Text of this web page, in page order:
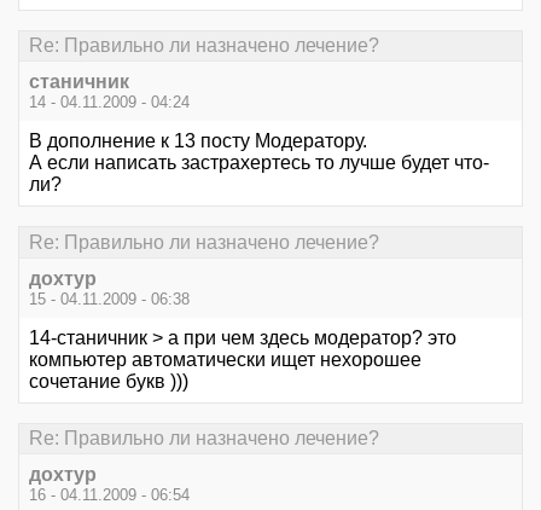
Re: Правильно ли назначено лечение?
станичник
14 - 04.11.2009 - 04:24
В дополнение к 13 посту Модератору.
А если написать застрахертесь то лучше будет что-
ли?
Re: Правильно ли назначено лечение?
дохтур
15 - 04.11.2009 - 06:38
14-станичник > а при чем здесь модератор? это
компьютер автоматически ищет нехорошее
сочетание букв )))
Re: Правильно ли назначено лечение?
дохтур
16 - 04.11.2009 - 06:54